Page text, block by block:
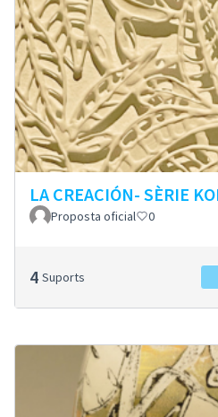
LA CREACIÓN- SÈRIE
Proposta oficial 0
4 Suports